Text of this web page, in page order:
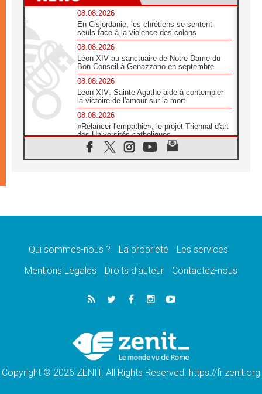
08.08.2026
En Cisjordanie, les chrétiens se sentent
seuls face à la violence des colons
08.08.2026
Léon XIV au sanctuaire de Notre Dame du
Bon Conseil à Genazzano en septembre
08.08.2026
Léon XIV: Sainte Agathe aide à contempler
la victoire de l'amour sur la mort
08.08.2026
«Relancer l'empathie», le projet Triennal d'art
des Universités catholiques
08.08.2026
Signis 2026, donner la parole aux religieuses
07.08.2026
07.08.2026
de l'Assomption et mémoire nationale
«La paix commence par l'empathie» estime
le cardinal Parolin
En Colombie, «la paix ne s'achète pas avec
une signature»
Qui sommes-nous ? La propriété
Les services
Mentions Legales
Droits d’auteur Contactez-nous
Copyright © 2026 ZENIT. All Rights Reserved. https://fr.zenit.org